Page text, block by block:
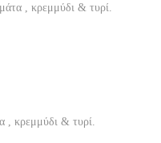
, κρεμμύδι & τυρί.
, κρεμμύδι & τυρί.